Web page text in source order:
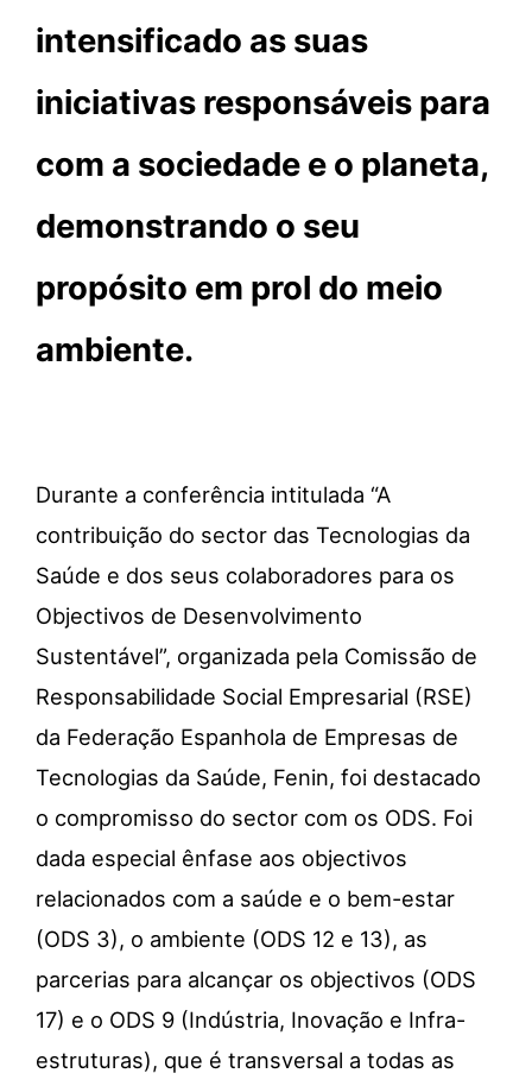
intensificado as suas
iniciativas responsáveis para
com a sociedade e o planeta,
demonstrando o seu
propósito em prol do meio
ambiente.
Durante a conferência intitulada “A
contribuição do sector das Tecnologias da
Saúde e dos seus colaboradores para os
Objectivos de Desenvolvimento
Sustentável”, organizada pela Comissão de
Responsabilidade Social Empresarial (RSE)
da Federação Espanhola de Empresas de
Tecnologias da Saúde, Fenin, foi destacado
o compromisso do sector com os ODS. Foi
dada especial ênfase aos objectivos
relacionados com a saúde e o bem-estar
(ODS 3), o ambiente (ODS 12 e 13), as
parcerias para alcançar os objectivos (ODS
17) e o ODS 9 (Indústria, Inovação e Infra-
estruturas), que é transversal a todas as